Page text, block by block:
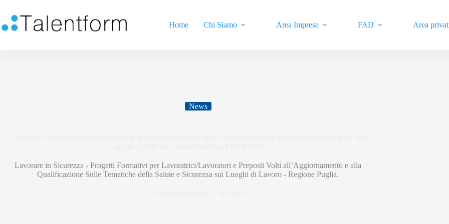
Home Chi Siamo Area Imprese FAD Area
News
Lavorare in Sicurezza - Progetti Formativi per Lavoratrici/Lavoratori e Preposti Volti all’Aggiornamento e alla
Qualificazione Sulle Tematiche della Salute e Sicurezza sui Luoghi di Lavoro - Regione Puglia.